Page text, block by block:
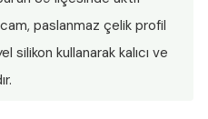
paslanmaz çelik profil
kullanarak kalıcı ve